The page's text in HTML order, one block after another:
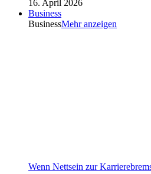
16. April 2026
Business
BusinessMehr anzeigen
Wenn Nettsein zur